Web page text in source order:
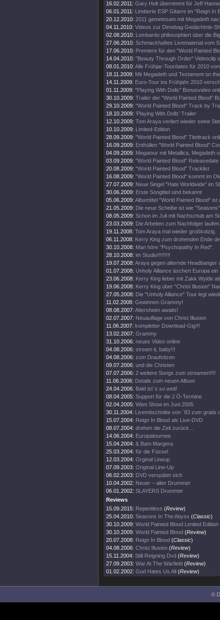
16.02.2011: Gary Holt übernimmt für Jeff
06.01.2011: Limitierte ESP Gitarre im "Reign In
20.12.2010: 2011 gemeinsam mit Megadeth
04.11.2010: Videos zur Dimebag Gedächtnis-
02.08.2010: Lombardo philosophiert über die
27.06.2010: Schmackhaftes Livematerial vom
17.06.2010: Premiere für den "World Painted
14.04.2010: "Beauty Through Order" Videoclip
08.01.2010: Alle Frühjar-Tourdates für 2010
18.11.2009: Mit Megadeth und Testament on
14.11.2009: Euro-Tour ins Frühjahr 2010
01.11.2009: "Playing With Dolls" Bonusvideo
30.10.2009: Trailer der "World Painted Blood"
29.10.2009: "World Painted Blood" Track by
18.10.2009: ‘Playing With Dolls’ Trailer
12.10.2009: Tom Araya verliert wieder seine
10.10.2009: Limited-Edition
28.09.2009: "World Painted Blood" Titeltrack
16.09.2009: Enthüllen "World Painted Blood"
04.09.2009: Megatour mit Metallica, Megadeth
03.09.2009: "World Painted Blood"
20.08.2009: "World Painted Blood" Tracklist
16.08.2009: "World Painted Blood" kommt im
27.07.2009: Neue Singel "Hate Worldwide" im
30.06.2009: Erste Songtitel sind bekannt
05.06.2009: Albumtitel "World Painted Blood" ist
21.05.2009: Die neue Scheibe ist wie
08.05.2009: Schon im Juli mit Nachschub am
23.03.2009: Die Arbeiten zum Nachfolger laufen.
19.11.2008: Tom Araya mal wieder großkotzig.
06.11.2008: Kerry King zum drohenden Ende
30.10.2008: Man höre "Psychopathy In Red".
28.10.2008: im Studio!!!!!!!!!
19.07.2008: Araya gegen alternde Headbanger
01.07.2008: Unholy Alliance äschert Europa ein
23.06.2008: Kerry King lieber mit Zakk Wylde
19.06.2008: Kerry King über "Christ Illusion"
27.05.2008: Die "Unholy Alliance" Tour legt
11.02.2008: Gewinnen Grammy!
08.08.2007: Altersheim awaits!
02.07.2007: Neuauflage von Christ Illusion
11.06.2007: kompletter Download-Gig!!!
13.02.2007: Grammy
31.10.2006: neues Video online
04.08.2006: stream it, baby!!!
04.08.2006: zum Draufsitzen
09.07.2006: und die Christen
07.07.2006: 2 weitere Songs zum streamen!!!!
11.06.2006: Details zum neuen Album
24.04.2006: Bald ist´s so weit!
08.04.2005: Support für die 2 Ö-Termine
02.04.2005: Wien Show im Juni 2005
30.11.2004: Livemitschnitte von `83 zum gratis
15.07.2004: Reign In Blood als Live-DVD
08.07.2004: drehen die Zeit zurück...
14.06.2004: Europatournee
15.04.2004: & Bam Margera
25.03.2004: für die Füsse!
12.03.2004: Orginal Lineup
07.09.2003: Original Line-Up
06.02.2003: DVD verspätet sich
10.04.2002: Neuer – alter Drummer
06.01.2002: SLAYERS Drummer
Reviews
15.09.2015: Repentless (Review)
25.04.2010: Seasons In The Abyss (Classic)
30.10.2009: World Painted Blood Limited
30.10.2009: World Painted Blood (Review)
20.07.2008: Reign In Blood (Classic)
04.08.2006: Christ Illusion (Review)
15.11.2004: Still Reigning Dvd (Review)
27.09.2003: War At The Warfield (Review)
01.02.2002: God Hates Us All (Review)
©